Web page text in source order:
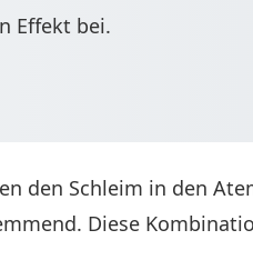
Effekt bei.
den Schleim in den
Diese